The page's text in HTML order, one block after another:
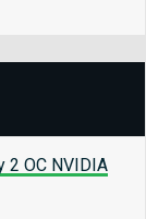
2 OC NVIDIA